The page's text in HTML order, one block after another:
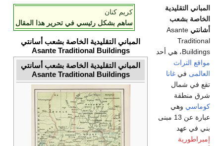
كريم كنان
ساهم بشكل رئيسي في تحرير هذا المقال
المباني التقليدية الخاصة بشعب أسانتي
Asante Traditional Buildings
المباني التقليدية الخاصة بشعب أسانتي
Asante Traditional Buildings
المباني التقليدية
الخاصة بشعب
أشانتي Asante
Traditional
Buildings، هي أحد
مواقع التراث
العالمى في غانا
تقع في شمال
شرق منطقة
كوماسي وهي
عبارة عن 13 مبنى
بني في عهد
إمبراطورية